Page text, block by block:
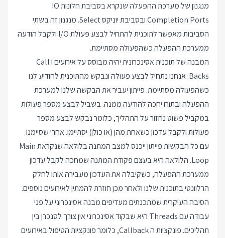
מנגנון של מערכת ההפעלה שנקרא בסביבת חלונות IO
Completion Ports ובסביבת יוניקס Select. מנגנון זה בשתי
הסביבות מאפשר לתוכנית להתחיל לבצע פעולת I/O ולקבל הודעה
ממערכת ההפעלה כשהפעולה מסתיימת.
המבנה של תוכנית אסינכרונית יהיה מבוסס על אירועים ו Call
Backs: אנחנו נתחיל לבצע פעולה ונבקש מהתוכנית להודיע לנו
כשהפעולה מסתיימת. פייתון יעביר את הבקשה שלנו למערכת
ההפעלה ובתורו יחכה להודעה ממנה. בשביל לבצע מספר פעולות
במקביל פשוט נחזור על התהליך, כלומר נבקש לבצע מספר
פעולות ולקבל עדכון כשאחת מהן (או כולן) יסתיימו. אחרי שסיימנו
עם כל הבקשות פייתון ייכנס למצב המתנה בלולאה שנקראת Main
Loop. הלולאה היא בעצם פקודת המתנה שמחכה לקבל עדכון
ממערכת ההפעלה, כשקיבלה את העדכון מעבירה אותו לחלק
הרלוונטי בתוכנית שלנו ולאחר מכן חוזרת להמתין לאירועים נוספים.
הסיבה העיקרית שמתכנתים מעדיפים מבנה אסינכרוני על פני
עבודה עם Threads היא שבקוד אסינכרוני אין צורך לסנכרן בין
תהליכים. פונקציות ה Callback, כלומר פונקציות הטיפול באירועים